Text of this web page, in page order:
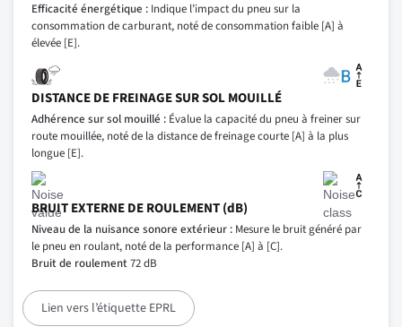
Efficacité énergétique : Indique l’impact du pneu sur la
consommation de carburant, noté de consommation faible [A] à
élevée [E].
DISTANCE DE FREINAGE SUR SOL MOUILLÉ
Adhérence sur sol mouillé : Évalue la capacité du pneu à freiner sur
route mouillée, noté de la distance de freinage courte [A] à la plus
longue [E].
BRUIT EXTERNE DE ROULEMENT (dB)
Niveau de la nuisance sonore extérieur : Mesure le bruit généré par
le pneu en roulant, noté de la performance [A] à [C].
Bruit de roulement72 dB
Lien vers l’étiquette EPRL